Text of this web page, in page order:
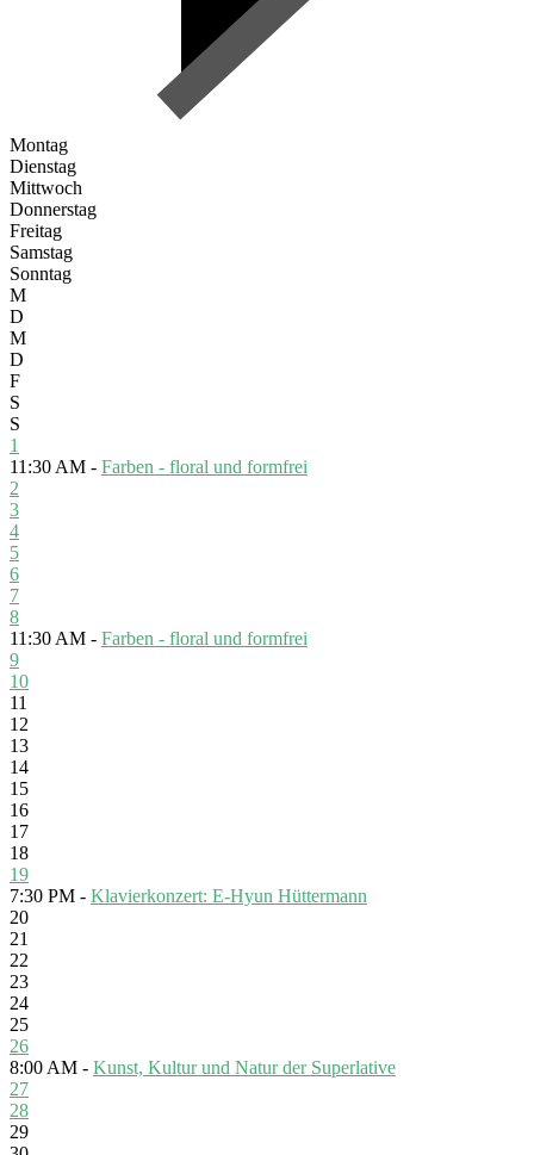
Montag
Dienstag
Mittwoch
Donnerstag
Freitag
Samstag
Sonntag
M
D
M
D
F
S
S
1
11:30 AM - Farben - floral und formfrei
2
3
4
5
6
7
8
11:30 AM - Farben - floral und formfrei
9
10
11
12
13
14
15
16
17
18
19
7:30 PM - Klavierkonzert: E-Hyun Hüttermann
20
21
22
23
24
25
26
8:00 AM - Kunst, Kultur und Natur der Superlative
27
28
29